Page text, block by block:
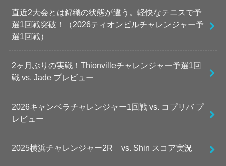
直近2大会とは錦織の状態が違う。軽快なテニスで予
選1回戦突破！（2026ティオンビルチャレンジャー予
選1回戦）
2ヶ月ぶりの実戦！Thionvilleチャレンジャー予選1回
戦 vs. Jade プレビュー
2026キャンベラチャレンジャー1回戦 vs. コプリバ プ
レビュー
2025横浜チャレンジャー2R vs. Shin スコア実況